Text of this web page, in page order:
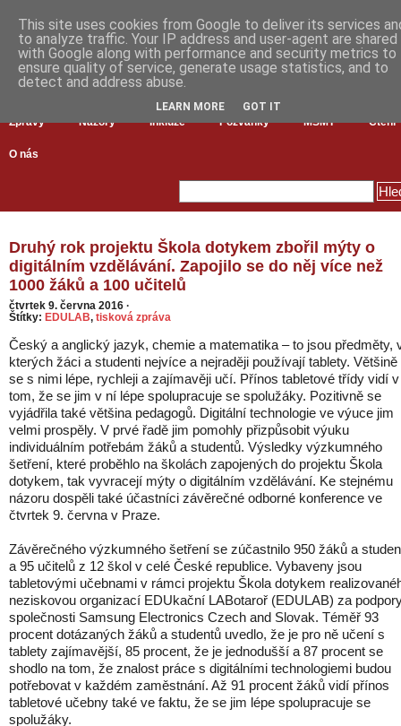
Zprávy Názory Inkluze Pozvánky MŠMT Čtení
O nás
Druhý rok projektu Škola dotykem zbořil mýty o
digitálním vzdělávání. Zapojilo se do něj více než
1000 žáků a 100 učitelů
čtvrtek 9. června 2016 ·
Štítky: EDULAB, tisková zpráva
Český a anglický jazyk, chemie a matematika – to jsou předměty,
kterých žáci a studenti nejvíce a nejraději používají tablety. Většině
se s nimi lépe, rychleji a zajímavěji učí. Přínos tabletové třídy vidí v
tom, že se jim v ní lépe spolupracuje se spolužáky. Pozitivně se
vyjádřila také většina pedagogů. Digitální technologie ve výuce jim
velmi prospěly. V prvé řadě jim pomohly přizpůsobit výuku
individuálním potřebám žáků a studentů. Výsledky výzkumného
šetření, které proběhlo na školách zapojených do projektu Škola
dotykem, tak vyvracejí mýty o digitálním vzdělávání. Ke stejnému
názoru dospěli také účastníci závěrečné odborné konference ve
čtvrtek 9. června v Praze.
Závěrečného výzkumného šetření se zúčastnilo 950 žáků a
a 95 učitelů z 12 škol v celé České republice. Vybaveny jsou
tabletovými učebnami v rámci projektu Škola dotykem
neziskovou organizací EDUkační LABotaroř (EDULAB) za
společnosti Samsung Electronics Czech and Slovak. Téměř 93
procent dotázaných žáků a studentů uvedlo, že je pro ně učení s
tablety zajímavější, 85 procent, že je jednodušší a 87 procent se
shodlo na tom, že znalost práce s digitálními technologiemi budou
potřebovat v každém zaměstnání. Až 91 procent žáků vidí přínos
tabletové učebny také ve faktu, že se jim lépe spolupracuje se
spolužáky.
This site uses cookies from Google to deliver its services
to analyze traffic. Your IP address and user-agent are shared
with Google along with performance and security metrics to
ensure quality of service, generate usage statistics, and to
detect and address abuse.
LEARN MORE GOT IT